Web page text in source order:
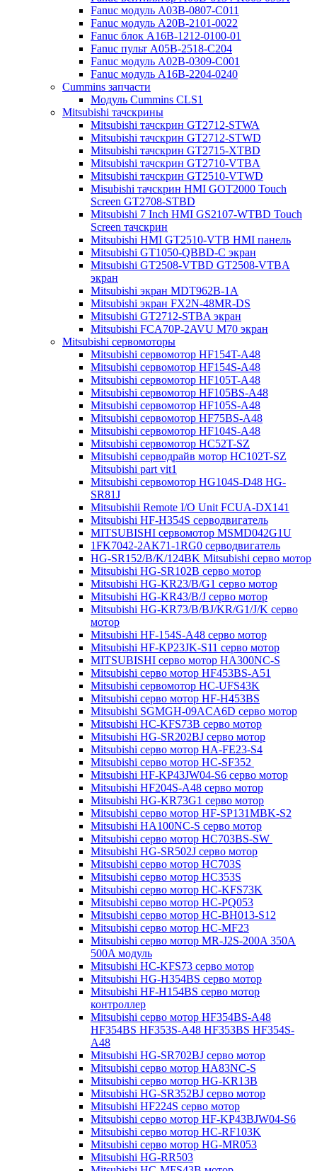
Fanuc модуль A03B-0807-C011
Fanuc модуль A20B-2101-0022
Fanuc блок A16B-1212-0100-01
Fanuc пульт A05B-2518-C204
Fanuc модуль A02B-0309-C001
Fanuc модуль A16B-2204-0240
Cummins запчасти
Модуль Cummins CLS1
Mitsubishi тачскрины
Mitsubishi тачскрин GT2712-STWA
Mitsubishi тачскрин GT2712-STWD
Mitsubishi тачскрин GT2715-XTBD
Mitsubishi тачскрин GT2710-VTBA
Mitsubishi тачскрин GT2510-VTWD
Misubishi тачскрин HMI GOT2000 Touch
Screen GT2708-STBD
Mitsubishi 7 Inch HMI GS2107-WTBD Touch
Screen тачскрин
Mitsubishi HMI GT2510-VTB HMI панель
Mitsubishi GT1050-QBBD-C экран
Mitsubishi GT2508-VTBD GT2508-VTBA
экран
Mitsubishi экран MDT962B-1A
Mitsubishi экран FX2N-48MR-DS
Mitsubishi GT2712-STBA экран
Mitsubishi FCA70P-2AVU M70 экран
Mitsubishi сервомоторы
Mitsubishi сервомотор HF154T-A48
Mitsubishi сервомотор HF154S-A48
Mitsubishi сервомотор HF105T-A48
Mitsubishi сервомотор HF105BS-A48
Mitsubishi сервомотор HF105S-A48
Mitsubishi сервомотор HF75BS-A48
Mitsubishi сервомотор HF104S-A48
Mitsubishi сервомотор HC52T-SZ
Mitsubishi серводрайв мотор HC102T-SZ
Mitsubishi part vit1
Mitsubishi сервомотор HG104S-D48 HG-
SR81J
Mitsubishii Remote I/O Unit FCUA-DX141
Mitsubishi HF-H354S серводвигатель
MITSUBISHI сервомотор MSMD042G1U
1FK7042-2AK71-1RG0 серводвигатель
HG-SR152/B/K/124BK Mitsubishi серво мотор
Mitsubishi HG-SR102B серво мотор
Mitsubishi HG-KR23/B/G1 серво мотор
Mitsubishi HG-KR43/B/J серво мотор
Mitsubishi HG-KR73/B/BJ/KR/G1/J/K серво
мотор
Mitsubishi HF-154S-A48 серво мотор
Mitsubishi HF-KP23JK-S11 серво мотор
MITSUBISHI серво мотор HA300NC-S
Mitsubishi серво мотор HF453BS-A51
Mitsubishi сервомотор HC-UFS43K
Mitsubishi серво мотор HF-H453BS
Mitsubishi SGMGH-09ACA6D серво мотор
Mitsubishi HC-KFS73B серво мотор
Mitsubishi HG-SR202BJ серво мотор
Mitsubishi серво мотор HA-FE23-S4
Mitsubishi серво мотор HC-SF352
Mitsubishi HF-KP43JW04-S6 серво мотор
Mitsubishi HF204S-A48 серво мотор
Mitsubishi HG-KR73G1 серво мотор
Mitsubishi серво мотор HF-SP131MBK-S2
Mitsubishi HA100NC-S серво мотор
Mitsubishi серво мотор HC703BS-SW
Mitsubishi HG-SR502J серво мотор
Mitsubishi серво мотор HC703S
Mitsubishi серво мотор HC353S
Mitsubishi серво мотор HC-KFS73K
Mitsubishi серво мотор HC-PQ053
Mitsubishi серво мотор HC-BH013-S12
Mitsubishi серво мотор HC-MF23
Mitsubishi серво мотор MR-J2S-200A 350A
500A модуль
Mitsubishi HC-KFS73 серво мотор
Mitsubishi HG-H354BS серво мотор
Mitsubishi HF-H154BS серво мотор
контроллер
Mitsubishi серво мотор HF354BS-A48
HF354BS HF353S-A48 HF353BS HF354S-
A48
Mitsubishi HG-SR702BJ серво мотор
Mitsubishi серво мотор HA83NC-S
Mitsubishi серво мотор HG-KR13B
Mitsubishi HG-SR352BJ серво мотор
Mitsubishi HF224S серво мотор
Mitsubishi серво мотор HF-KP43BJW04-S6
Mitsubishi серво мотор HC-RF103K
Mitsubishi серво мотор HG-MR053
Mitsubishi HG-RR503